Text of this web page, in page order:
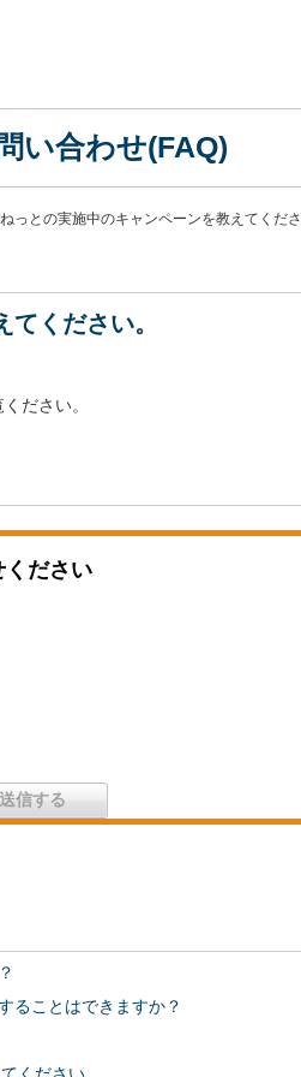
い合わせ(FAQ)
っとの実施中のキャンペーンを教えてくださ
ください。
ださい。
ください
ることはできますか？